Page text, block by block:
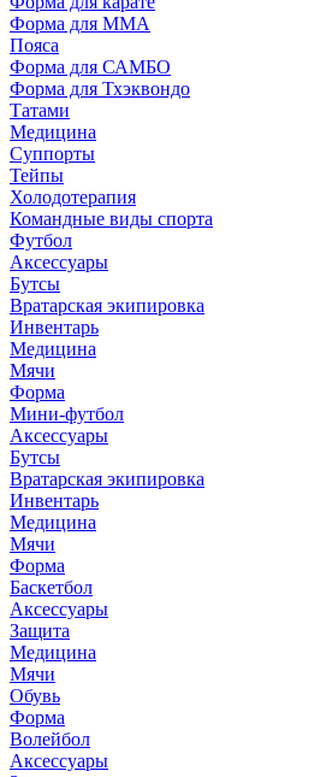
Форма для MMA
Пояса
Форма для САМБО
Форма для Тхэквондо
Татами
Медицина
Суппорты
Тейпы
Холодотерапия
Командные виды спорта
Футбол
Аксессуары
Бутсы
Вратарская экипировка
Инвентарь
Медицина
Мячи
Форма
Мини-футбол
Аксессуары
Бутсы
Вратарская экипировка
Инвентарь
Медицина
Мячи
Форма
Баскетбол
Аксессуары
Защита
Медицина
Мячи
Обувь
Форма
Волейбол
Аксессуары
Защита
Бинты
Защита паха
Защита рук
Спортивная медицина
Суппорты
Аксессуары для единоборств
Тренировочный инвентарь
Защита тренера